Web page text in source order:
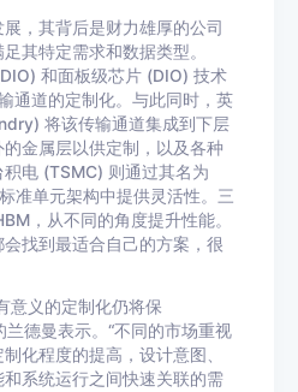
，其背后是财力雄厚的公司
其特定需求和数据类型。
和面板级芯片 (DIO) 技术
通道的定制化。与此同时，英
将该传输通道集成到下层
金属层以供定制，以及各种
电 (TSMC) 则通过其名为
准单元架构中提供灵活性。三
，从不同的角度提升性能。
找到最适合自己的方案，很
意义的定制化仍将保
德曼表示。“不同的市场重视
化程度的提高，设计意图、
系统运行之间快速关联的需